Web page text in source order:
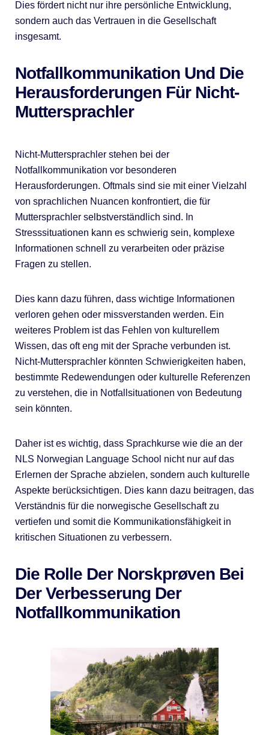
Dies fördert nicht nur ihre persönliche Entwicklung,
sondern auch das Vertrauen in die Gesellschaft
insgesamt.
Notfallkommunikation Und Die
Herausforderungen Für Nicht-
Muttersprachler
Nicht-Muttersprachler stehen bei der
Notfallkommunikation vor besonderen
Herausforderungen. Oftmals sind sie mit einer Vielzahl
von sprachlichen Nuancen konfrontiert, die für
Muttersprachler selbstverständlich sind. In
Stresssituationen kann es schwierig sein, komplexe
Informationen schnell zu verarbeiten oder präzise
Fragen zu stellen.
Dies kann dazu führen, dass wichtige Informationen
verloren gehen oder missverstanden werden. Ein
weiteres Problem ist das Fehlen von kulturellem
Wissen, das oft eng mit der Sprache verbunden ist.
Nicht-Muttersprachler könnten Schwierigkeiten haben,
bestimmte Redewendungen oder kulturelle Referenzen
zu verstehen, die in Notfallsituationen von Bedeutung
sein könnten.
Daher ist es wichtig, dass Sprachkurse wie die an der
NLS Norwegian Language School nicht nur auf das
Erlernen der Sprache abzielen, sondern auch kulturelle
Aspekte berücksichtigen. Dies kann dazu beitragen, das
Verständnis für die norwegische Gesellschaft zu
vertiefen und somit die Kommunikationsfähigkeit in
kritischen Situationen zu verbessern.
Die Rolle Der Norskprøven Bei
Der Verbesserung Der
Notfallkommunikation